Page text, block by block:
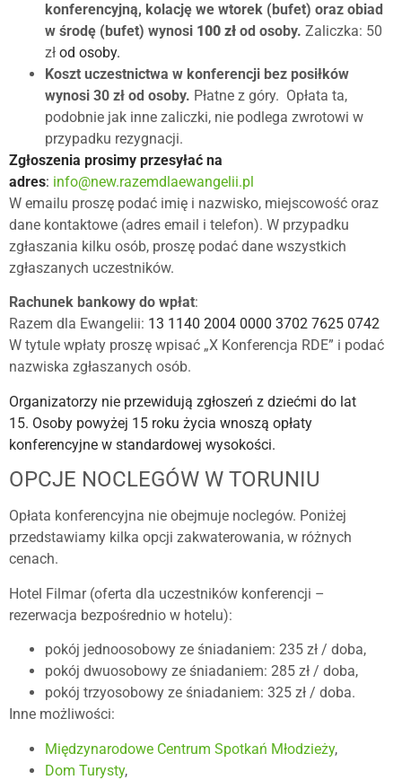
konferencyjną, kolację we wtorek (bufet) oraz obiad
w środę (bufet) wynosi 100 zł od osoby. Zaliczka: 50
zł od osoby.
Koszt uczestnictwa w konferencji bez posiłków
wynosi 30 zł od osoby. Płatne z góry. Opłata ta,
podobnie jak inne zaliczki, nie podlega zwrotowi w
przypadku rezygnacji.
Zgłoszenia prosimy przesyłać na
adres: info@new.razemdlaewangelii.pl
W emailu proszę podać imię i nazwisko, miejscowość oraz
dane kontaktowe (adres email i telefon). W przypadku
zgłaszania kilku osób, proszę podać dane wszystkich
zgłaszanych uczestników.
Rachunek bankowy do wpłat:
Razem dla Ewangelii: 13 1140 2004 0000 3702 7625 0742
W tytule wpłaty proszę wpisać „X Konferencja RDE” i podać
nazwiska zgłaszanych osób.
Organizatorzy nie przewidują zgłoszeń z dziećmi do lat
15. Osoby powyżej 15 roku życia wnoszą opłaty
konferencyjne w standardowej wysokości.
OPCJE NOCLEGÓW W TORUNIU
Opłata konferencyjna nie obejmuje noclegów. Poniżej
przedstawiamy kilka opcji zakwaterowania, w różnych
cenach.
Hotel Filmar (oferta dla uczestników konferencji –
rezerwacja bezpośrednio w hotelu):
pokój jednoosobowy ze śniadaniem: 235 zł / doba,
pokój dwuosobowy ze śniadaniem: 285 zł / doba,
pokój trzyosobowy ze śniadaniem: 325 zł / doba.
Inne możliwości:
Międzynarodowe Centrum Spotkań Młodzieży,
Dom Turysty,